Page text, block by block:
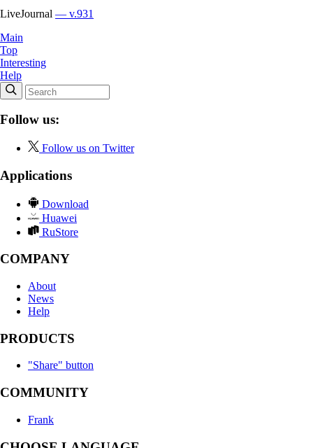
LiveJournal — v.931
Main
Top
Interesting
Help
Follow us:
Follow us on Twitter
Applications
Download
Huawei
RuStore
COMPANY
About
News
Help
PRODUCTS
"Share" button
COMMUNITY
Frank